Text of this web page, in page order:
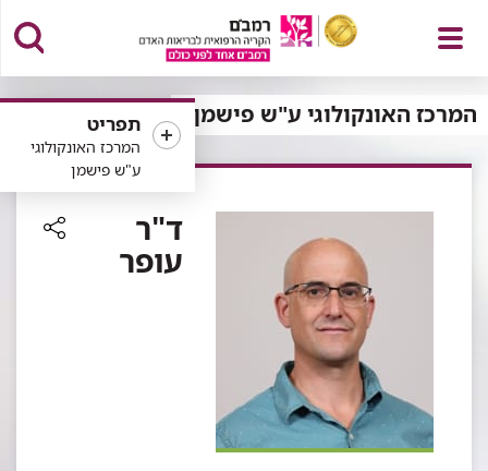
פתח
תפריט
תפריט
המרכז האונקולוגי
ע"ש פישמן
המרכז האונקולוגי ע"ש פישמן
ד"ר
עופר